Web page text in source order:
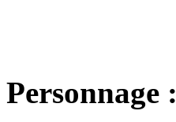
Personnage :